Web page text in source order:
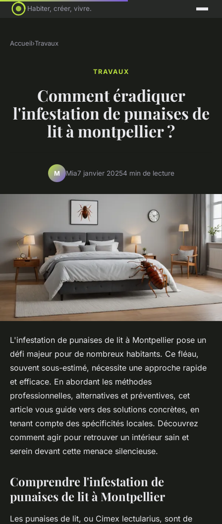
Habiter, créer, vivre.
Accueil›Travaux
TRAVAUX
Comment éradiquer
l'infestation de punaises de
lit à montpellier ?
M Mia7 janvier 20254 min de lecture
L'infestation de punaises de lit à Montpellier pose un
défi majeur pour de nombreux habitants. Ce fléau,
souvent sous-estimé, nécessite une approche rapide
et efficace. En abordant les méthodes
professionnelles, alternatives et préventives, cet
article vous guide vers des solutions concrètes, en
tenant compte des spécificités locales. Découvrez
comment agir pour retrouver un intérieur sain et
serein devant cette menace silencieuse.
Comprendre l'infestation de
punaises de lit à Montpellier
Les punaises de lit, ou Cimex lectularius, sont de